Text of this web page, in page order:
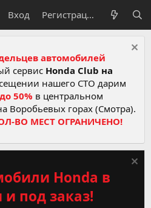
Вход Регистрация
автомобилей
сервис Honda Club на
нашего СТО дарим
50% в центральном
Воробьевых горах (Смотра).
ВО МЕСТ ОГРАНИЧЕНО!
Honda в
под заказ!